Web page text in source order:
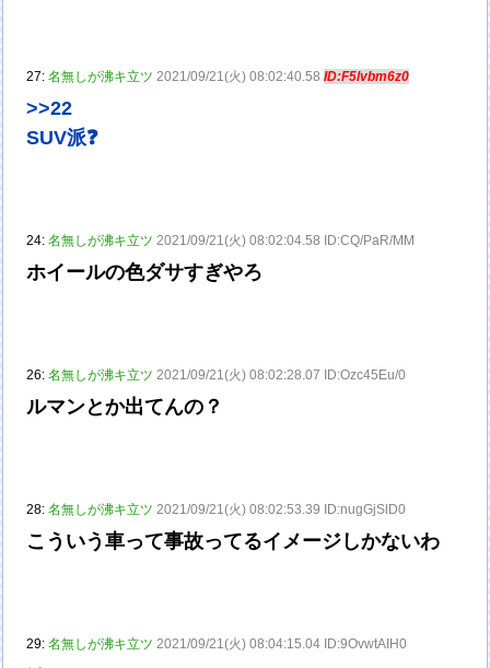
27:名無しが沸キ立ツ 2021/09/21(火) 08:02:40.58ID:F5lvbm6z0
>>22
SUV派❓
24:名無しが沸キ立ツ 2021/09/21(火) 08:02:04.58 ID:CQ/PaR/MM
ホイールの色ダサすぎやろ
26:名無しが沸キ立ツ 2021/09/21(火) 08:02:28.07 ID:Ozc45Eu/0
ルマンとか出てんの？
28:名無しが沸キ立ツ 2021/09/21(火) 08:02:53.39 ID:nugGjSlD0
こういう車って事故ってるイメージしかないわ
29:名無しが沸キ立ツ 2021/09/21(火) 08:04:15.04 ID:9OvwtAIH0